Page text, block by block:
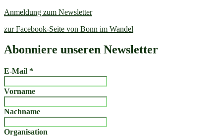
Anmeldung zum Newsletter
zur Facebook-Seite von Bonn im Wandel
Abonniere unseren Newsletter
E-Mail *
Vorname
Nachname
Organisation